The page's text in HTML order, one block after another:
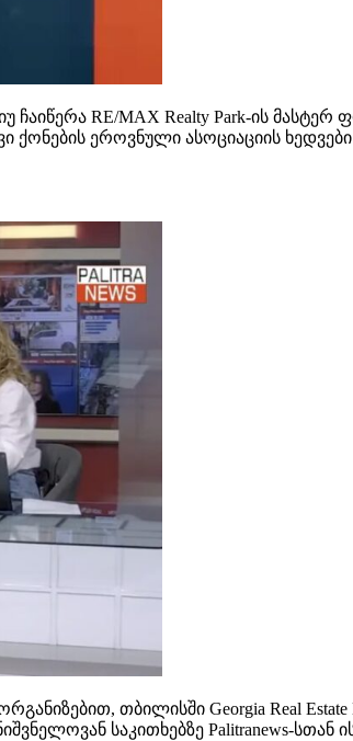
ჩაიწერა RE/MAX Realty Park-ის
ეროვნული ასოციაციის
თბილისში Georgia Real
საკითხებზე Palitranews-სთან